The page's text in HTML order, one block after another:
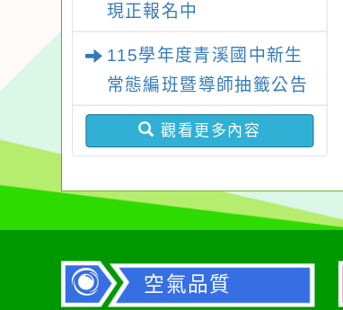
現正報名中
115學年度青溪國中新生
常態編班暨導師抽籤公告
觀看更多內容
空氣品質